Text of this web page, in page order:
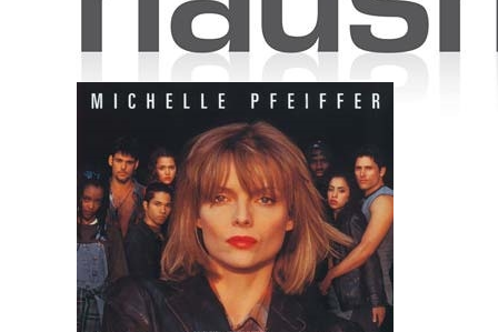
Dangerous Minds (1995) [DVD]